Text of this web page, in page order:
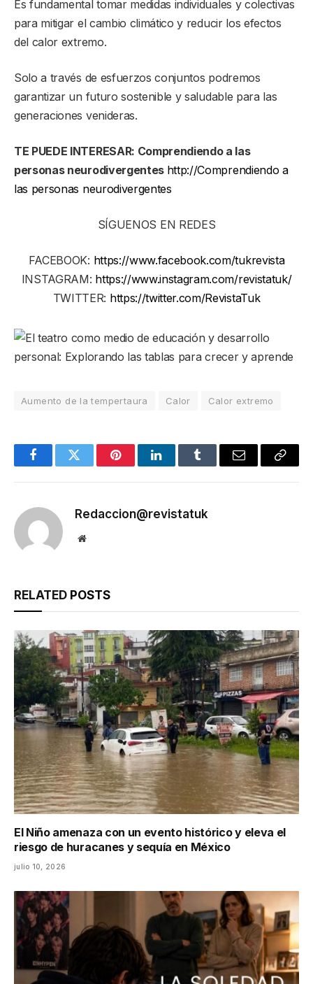
Es fundamental tomar medidas individuales y colectivas
para mitigar el cambio climático y reducir los efectos
del calor extremo.
Solo a través de esfuerzos conjuntos podremos
garantizar un futuro sostenible y saludable para las
generaciones venideras.
TE PUEDE INTERESAR: Comprendiendo a las
personas neurodivergentes http://Comprendiendo a
las personas neurodivergentes
SÍGUENOS EN REDES
FACEBOOK: https://www.facebook.com/tukrevista
INSTAGRAM: https://www.instagram.com/revistatuk/
TWITTER: https://twitter.com/RevistaTuk
Aumento de la tempertaura Calor Calor extremo
FacebookTwitter PinterestLinkedInTumblr Email
Copy
Redaccion@revistatuk
Website
RELATED POSTS
El Niño amenaza con un evento histórico y eleva el
riesgo de huracanes y sequía en México
julio 10, 2026